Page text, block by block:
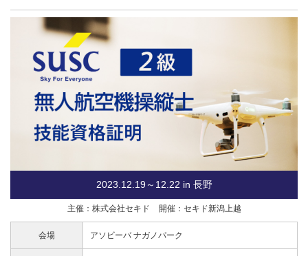
2023.12.19～12.22 in 長野
主催：株式会社セキド 開催：セキド新潟上越
会場 アソビーバ ナガノパーク